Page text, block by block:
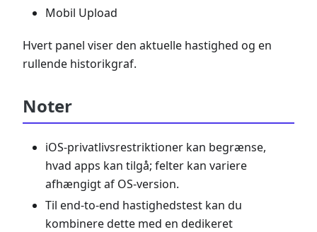
Mobil Upload
Hvert panel viser den aktuelle hastighed og en
rullende historikgraf.
Noter
iOS-privatlivsrestriktioner kan begrænse,
hvad apps kan tilgå; felter kan variere
afhængigt af OS-version.
Til end-to-end hastighedstest kan du
kombinere dette med en dedikeret